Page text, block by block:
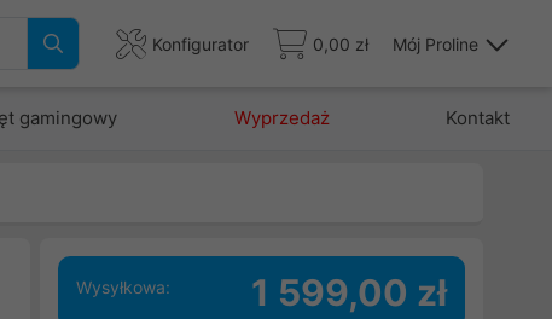
Konfigurator 0,00 zł Mój Proline
gamingowy Wyprzedaż Kontakt
Wysyłkowa: 1 599,00 zł